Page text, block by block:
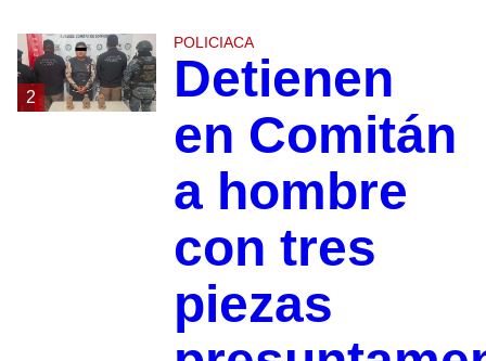
2
POLICIACA
Detienen
en Comitán
a hombre
con tres
piezas